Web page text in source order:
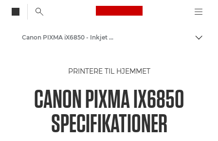
Canon Logo, back
Skift
Printere fra Canon
Canon PIXMA iX6850 - Inkjet Photo Printers
PRINTERE TIL HJEMMET
CANON PIXMA IX6850
SPECIFIKATIONER